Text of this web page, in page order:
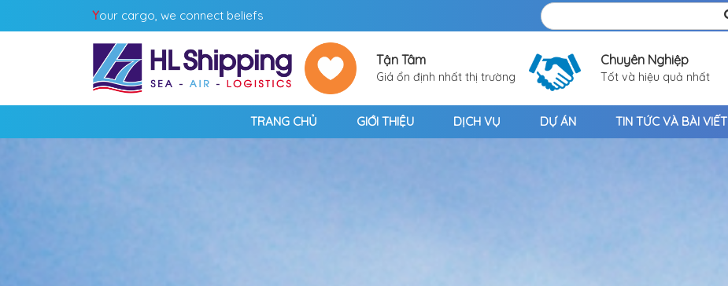
Your cargo, we connect beliefs
Tận Tâm
Giá ổn định nhất thị trường
Chuyên Nghiệp
Tốt và hiệu quả nhất
TRANG CHỦ GIỚI THIỆU DỊCH VỤ DỰ ÁN TIN TỨC VÀ BÀI VIẾT